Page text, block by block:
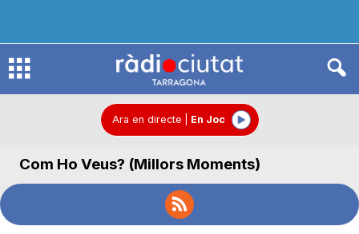
R
d
Ara en directe En Joc
Com Ho Veus? (Millors Moments)